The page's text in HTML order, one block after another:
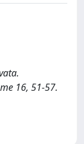
16, 51-57.